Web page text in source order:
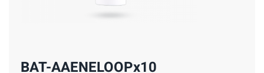
BAT-AAENELOOPx10